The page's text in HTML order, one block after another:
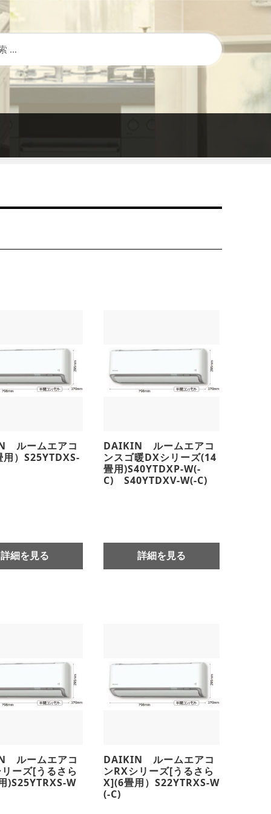
ルームエアコ
用）S25YTDXS-
詳細を見る
DAIKIN ルームエアコ
ンスゴ暖DXシリーズ(14
畳用)S40YTDXP-W(-
C) S40YTDXV-W(-C)
詳細を見る
ルームエアコ
ーズ[うるさら
)S25YTRXS-W
DAIKIN ルームエアコ
ンRXシリーズ[うるさら
X](6畳用）S22YTRXS-W
(-C)